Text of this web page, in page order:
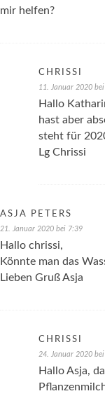
mir helfen?
CHRISSI
11. Januar 2020
Hallo
hast aber
steht für
Lg Chrissi
ASJA PETERS
21. Januar 2020 bei 7:39
Hallo chrissi,
Könnte man das
Lieben Gruß Asja
CHRISSI
24. Januar 2020
Hallo Asja,